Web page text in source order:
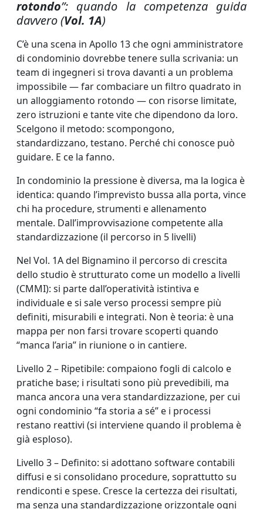
rotondo”: quando la competenza guida
davvero (Vol. 1A)
C’è una scena in Apollo 13 che ogni amministratore
di condominio dovrebbe tenere sulla scrivania: un
team di ingegneri si trova davanti a un problema
impossibile — far combaciare un filtro quadrato in
un alloggiamento rotondo — con risorse limitate,
zero istruzioni e tante vite che dipendono da loro.
Scelgono il metodo: scompongono,
standardizzano, testano. Perché chi conosce può
guidare. E ce la fanno.
In condominio la pressione è diversa, ma la logica è
identica: quando l’imprevisto bussa alla porta, vince
chi ha procedure, strumenti e allenamento
mentale. Dall’improvvisazione competente alla
standardizzazione (il percorso in 5 livelli)
Nel Vol. 1A del Bignamino il percorso di crescita
dello studio è strutturato come un modello a livelli
(CMMI): si parte dall’operatività istintiva e
individuale e si sale verso processi sempre più
definiti, misurabili e integrati. Non è teoria: è una
mappa per non farsi trovare scoperti quando
“manca l’aria” in riunione o in cantiere.
Livello 2 – Ripetibile: compaiono fogli di calcolo e
pratiche base; i risultati sono più prevedibili, ma
manca ancora una vera standardizzazione, per cui
ogni condominio “fa storia a sé” e i processi
restano reattivi (si interviene quando il problema è
già esploso).
Livello 3 – Definito: si adottano software contabili
diffusi e si consolidano procedure, soprattutto su
rendiconti e spese. Cresce la certezza dei risultati,
ma senza una standardizzazione orizzontale ogni